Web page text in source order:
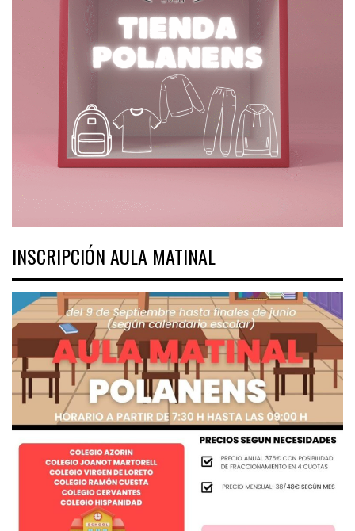
INSCRIPCIÓN AULA MATINAL